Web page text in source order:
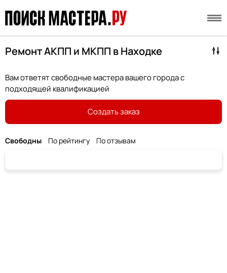
Ремонт АКПП и МКПП в Находке
Вам ответят свободные мастера вашего города с
подходящей квалификацией
Создать заказ
Свободны По рейтингу По отзывам